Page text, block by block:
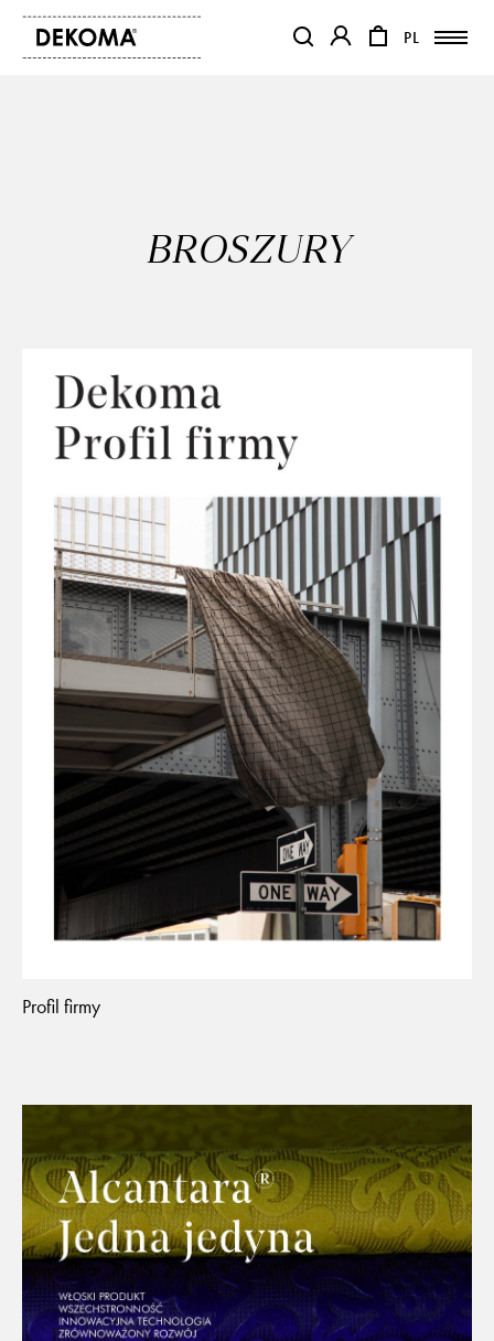
PL
PL
KONTAKT
Flora – szenil inspirowany naturą
Baza wiedzy
Broszury
Dla Prasy
Praca
Newsletter
ISSUUOtwiera link w nowej karcie
FacebookOtwiera link w nowej
InstagramOtwiera link w nowej
PinterestOtwiera link w nowej karcie
Youtube
Otwiera link w nowej karcie
Pulpit KontrahentaOtwiera link
BROSZURY
Profil firmy